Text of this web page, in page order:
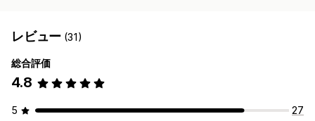
レビュー (31)
総合評価
4.8
5
27